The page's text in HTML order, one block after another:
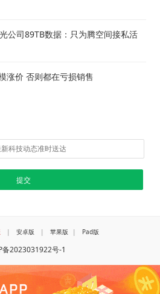
公司89TB数据：只为腾空间接私活
涨价 否则都在亏损销售
| 安卓版 | 苹果版 | Pad版
备2023031922号-1